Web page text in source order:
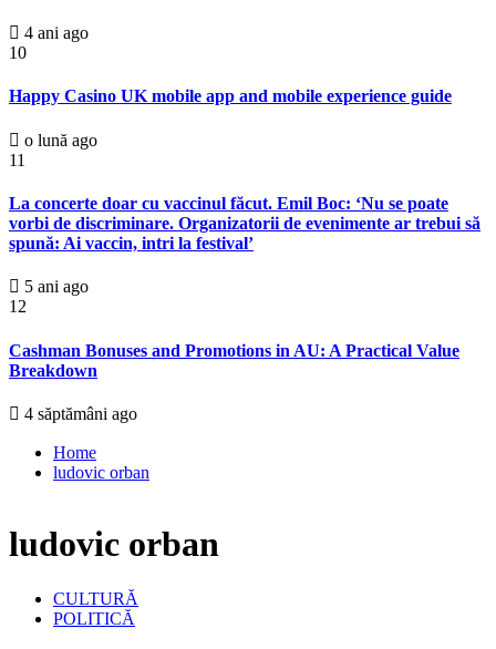
4 ani ago
10
Happy Casino UK mobile app and mobile experience guide
o lună ago
11
La concerte doar cu vaccinul făcut. Emil Boc: ‘Nu se poate
vorbi de discriminare. Organizatorii de evenimente ar trebui să
spună: Ai vaccin, intri la festival’
5 ani ago
12
Cashman Bonuses and Promotions in AU: A Practical Value
Breakdown
4 săptămâni ago
Home
ludovic orban
ludovic orban
CULTURĂ
POLITICĂ